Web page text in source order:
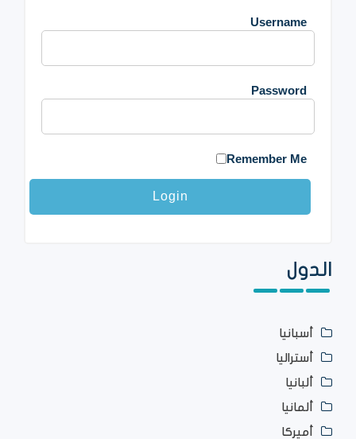
Username
Password
Remember Me
الدول
أسبانيا
أستراليا
ألبانيا
ألمانيا
أميركا